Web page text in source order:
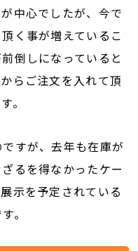
中心でしたが、今で
く事が増えているこ
倒しになっていると
らご注文を入れて頂
。
すが、去年も在庫が
るを得なかったケー
示を予定されている
。